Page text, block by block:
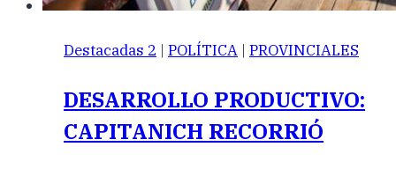
Destacadas 2 | POLÍTICA | PROVINCIALES
DESARROLLO PRODUCTIVO:
CAPITANICH RECORRIÓ